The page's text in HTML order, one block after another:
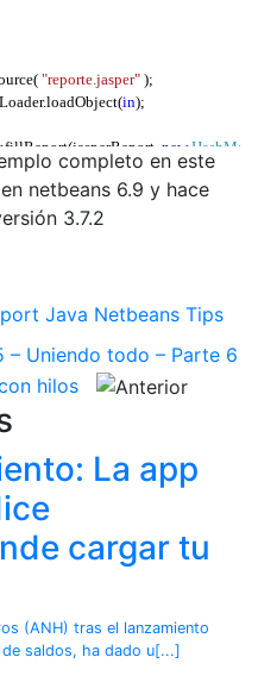
( "reporte.jasper" );
.loadObject(in);
.fillReport(jasperReport new HashMap
, Zoom
(BufferedImage
" + ex.getMessage () );
completo en este
netbeans 6.9 y hace
3.7.2
Java Netbeans Tips
– Uniendo todo – Parte 6
hilos
La app
cargar tu
(ANH) tras el lanzamiento
saldos, ha dado u[...]